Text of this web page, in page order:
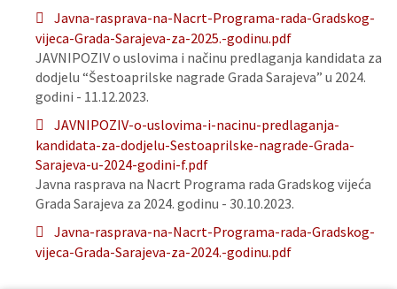
Javna-rasprava-na-Nacrt-Programa-rada-Gradskog-
vijeca-Grada-Sarajeva-za-2025.-godinu.pdf
JAVNIPOZIV o uslovima i načinu predlaganja kandidata za
dodjelu “Šestoaprilske nagrade Grada Sarajeva” u 2024.
godini - 11.12.2023.
JAVNIPOZIV-o-uslovima-i-nacinu-predlaganja-
kandidata-za-dodjelu-Sestoaprilske-nagrade-Grada-
Sarajeva-u-2024-godini-f.pdf
Javna rasprava na Nacrt Programa rada Gradskog vijeća
Grada Sarajeva za 2024. godinu - 30.10.2023.
Javna-rasprava-na-Nacrt-Programa-rada-Gradskog-
vijeca-Grada-Sarajeva-za-2024.-godinu.pdf